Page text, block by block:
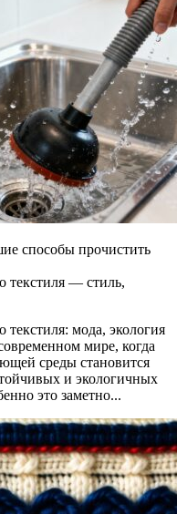
способы прочистить
текстиля — стиль,
текстиля: мода, экология
мире, когда
среды становится
и экологичных
это заметно...